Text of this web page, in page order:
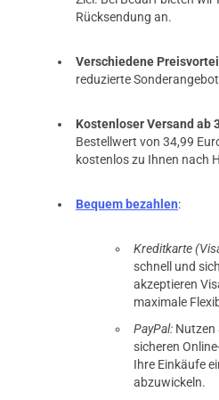
Rücksendung an.
Verschiedene
reduzierte
Kostenloser Versand ab
Bestellwert von 34,99
kostenlos zu Ihnen nach
Bequem bezahlen:
Kreditkarte
schnell und
akzeptieren
maximale
PayPal: Nutzen
sicheren
Ihre Einkäufe
abzuwickeln.